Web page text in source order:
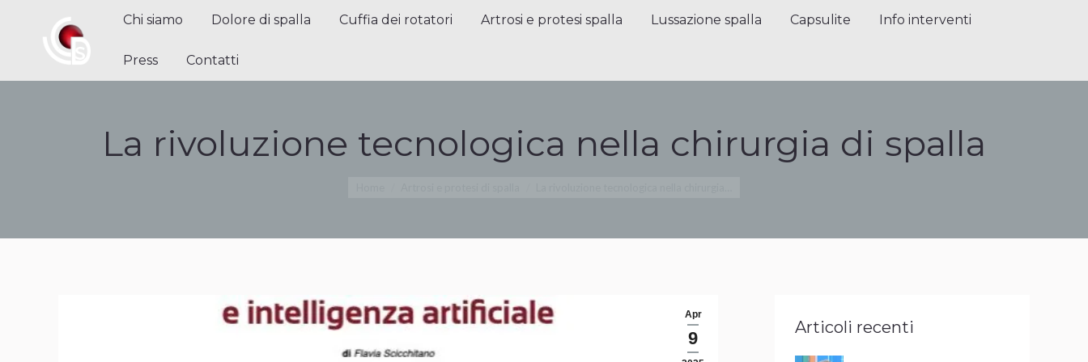
Chi siamo Dolore di spalla Cuffia dei rotatori Artrosi e protesi spalla Lussazione spalla Capsulite Info interventi
Press Contatti
La rivoluzione tecnologica nella chirurgia di spalla
Apr
9
Articoli recenti
Chi siamo Dolore di spalla Cuffia dei rotatori Artrosi e protesi spalla Lussazione spalla Capsulite Info interventi